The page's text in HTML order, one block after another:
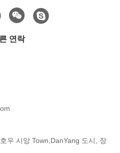
연락
우 시앙 Town,DanYang 도시, 장